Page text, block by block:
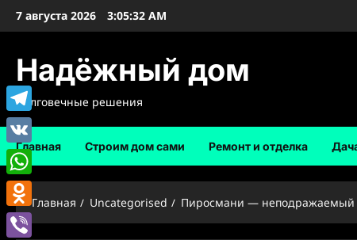
Перейти
7 августа 2026 3:05:33 AM
Надёжный дом
Долговечные решения
Главная Строим дом сами Ремонт и отделка
Главная Uncategorised Пиросмани — неподражаемый
Telegram
VK
WhatsApp
Odnoklassniki